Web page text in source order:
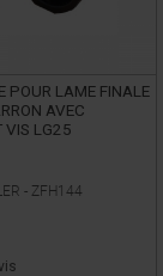
POUR LAME FINALE
AVEC
VIS LG25
- ZFH144